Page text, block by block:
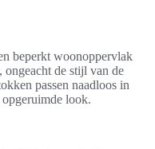
beperkt woonoppervlak
de stijl van de
passen naadloos in
look.